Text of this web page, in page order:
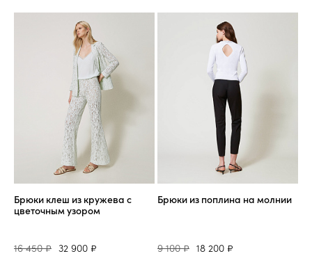
Брюки клеш из кружева с
цветочным узором
16 450 ₽ 32 900 ₽
Брюки из поплина на молнии
9 100 ₽ 18 200 ₽